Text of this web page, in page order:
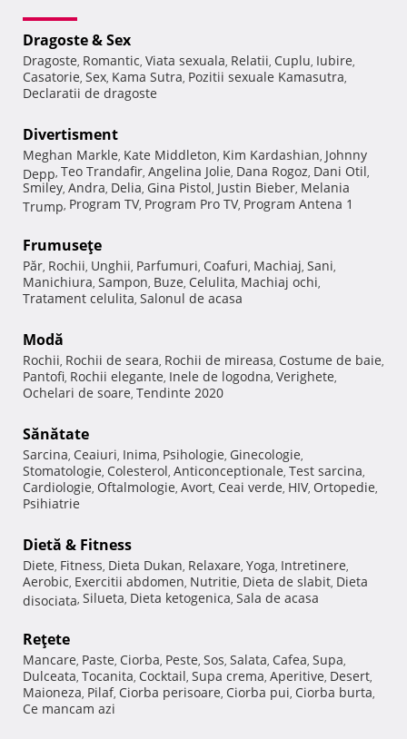
Dragoste & Sex
Dragoste, Romantic, Viata sexuala, Relatii, Cuplu, Iubire,
Casatorie, Sex, Kama Sutra, Pozitii sexuale Kamasutra,
Declaratii de dragoste
Divertisment
Meghan Markle, Kate Middleton, Kim Kardashian, Johnny
Depp, Teo Trandafir, Angelina Jolie, Dana Rogoz, Dani Otil,
Smiley, Andra, Delia, Gina Pistol, Justin Bieber, Melania
Trump, Program TV, Program Pro TV, Program Antena 1
Frumuseţe
Păr, Rochii, Unghii, Parfumuri, Coafuri, Machiaj, Sani,
Manichiura, Sampon, Buze, Celulita, Machiaj ochi,
Tratament celulita, Salonul de acasa
Modă
Rochii, Rochii de seara, Rochii de mireasa, Costume de baie,
Pantofi, Rochii elegante, Inele de logodna, Verighete,
Ochelari de soare, Tendinte 2020
Sănătate
Sarcina, Ceaiuri, Inima, Psihologie, Ginecologie,
Stomatologie, Colesterol, Anticonceptionale, Test sarcina,
Cardiologie, Oftalmologie, Avort, Ceai verde, HIV, Ortopedie,
Psihiatrie
Dietă & Fitness
Diete, Fitness, Dieta Dukan, Relaxare, Yoga, Intretinere,
Aerobic, Exercitii abdomen, Nutritie, Dieta de slabit, Dieta
disociata, Silueta, Dieta ketogenica, Sala de acasa
Reţete
Mancare, Paste, Ciorba, Peste, Sos, Salata, Cafea, Supa,
Dulceata, Tocanita, Cocktail, Supa crema, Aperitive, Desert,
Maioneza, Pilaf, Ciorba perisoare, Ciorba pui, Ciorba burta,
Ce mancam azi